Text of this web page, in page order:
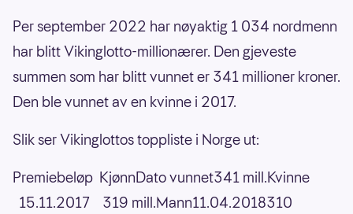
Per september 2022 har nøyaktig 1 034 nordmenn
har blitt Vikinglotto-millionærer. Den gjeveste
summen som har blitt vunnet er 341 millioner kroner.
Den ble vunnet av en kvinne i 2017.
Slik ser Vikinglottos toppliste i Norge ut:
Premiebeløp KjønnDato vunnet341 mill.Kvinne
15.11.2017 319 mill.Mann11.04.2018310